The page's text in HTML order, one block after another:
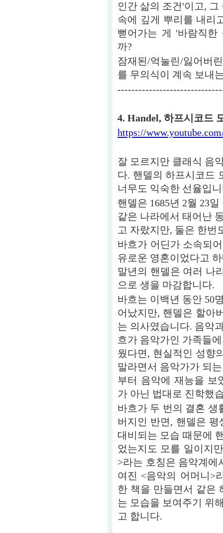
인간 삶의 조건'이고,
속에 깊게 뿌리를 내리
뻗어가는 게 '바람직한
까?
잠재된/억눌린/잃어버
를 무의식이 계속 보내
4. Handel, 하프시코드
https://
잘 모르지만 클래식 음
다. 핸델의 하프시코드
너무도 익숙한 선율입
핸델은 1685년 2월 23
같은 나라에서 태어난
고 자랐지만, 둘은 한번
바흐가 어딘가 소속되
유로운 영혼이었다고
말년의 핸델은 여러 나
으로 생을 마감합니다.
바흐는 이백년 동안 50
어났지만, 핸델은 할아
는 의사였습니다. 음악
흐가 음악가인 가족들
웠다면, 현실적인 성향
말라면서 음악가가 되
부터 음악에 재능을 보
가 아닌 법대로 진학했
바흐가 두 번의 결혼 생
버지인 반면, 핸델은
대비되는 모습 때문에
었는지도 모를 일이지
>라는 호칭은 음악계에
여진 <음악의 어머니>
한 책을 만들면서 같은
는 모습을 보여주기 위
고 합니다.